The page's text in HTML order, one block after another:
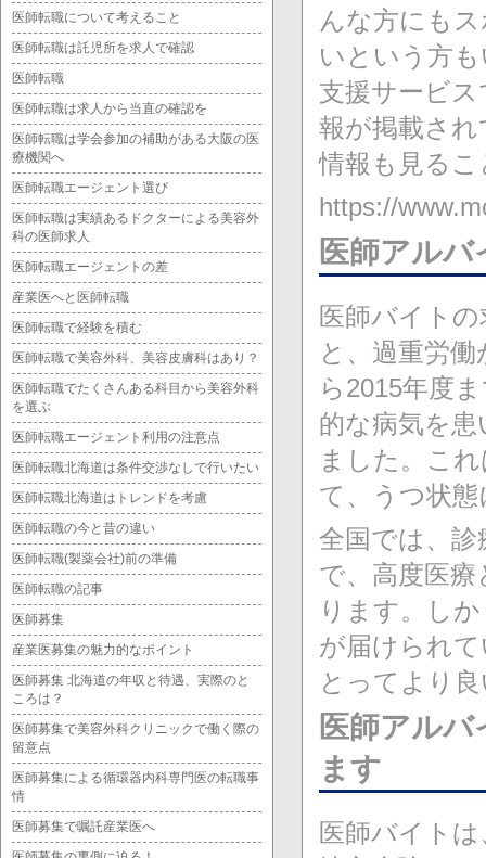
んな方にも
いという方
支援サービ
報が掲載さ
情報も見る
https://
医師アル
医師バイト
と、過重労
ら2015年度
的な病気を
ました。こ
て、うつ状
全国では、
で、高度医
ります。し
が届けられ
とってより
医師アル
ます
医師バイト
医師転職について考えること
医師転職は託児所を求人で確認
医師転職
医師転職は求人から当直の確認を
医師転職は学会参加の補助がある大阪の医
療機関へ
医師転職エージェント選び
医師転職は実績あるドクターによる美容外
科の医師求人
医師転職エージェントの差
産業医へと医師転職
医師転職で経験を積む
医師転職で美容外科、美容皮膚科はあり？
医師転職でたくさんある科目から美容外科
を選ぶ
医師転職エージェント利用の注意点
医師転職北海道は条件交渉なしで行いたい
医師転職北海道はトレンドを考慮
医師転職の今と昔の違い
医師転職(製薬会社)前の準備
医師転職の記事
医師募集
産業医募集の魅力的なポイント
医師募集 北海道の年収と待遇、実際のと
ころは？
医師募集で美容外科クリニックで働く際の
留意点
医師募集による循環器内科専門医の転職事
情
医師募集で嘱託産業医へ